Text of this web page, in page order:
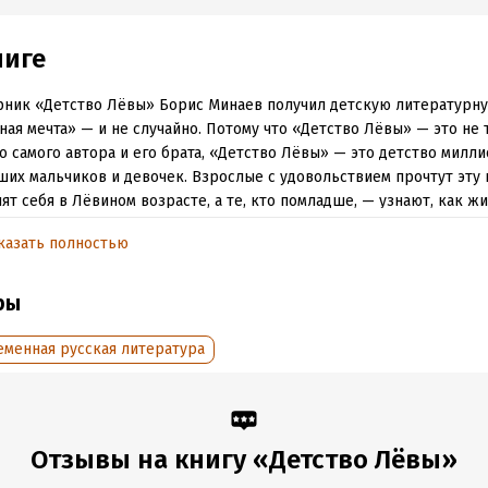
«Детство Лёвы» Борис Минаев получил детскую
мечта» — и не случайно. Потому что «Детство Лёвы» — это не
самого автора и его брата, «Детство Лёвы» — это детство
мальчиков и девочек. Взрослые с удовольствием прочтут эту
себя в Лёвином возрасте, а те, кто помладше, — узнают, как
движется, приметы времени меняются, а детство остаётся таким
чудеса. Книга выходит в авторской редакции с двумя новыми
информация
27 ноября 2017
полностью
русская литература
Отзывы на книгу «Детство Лёвы»